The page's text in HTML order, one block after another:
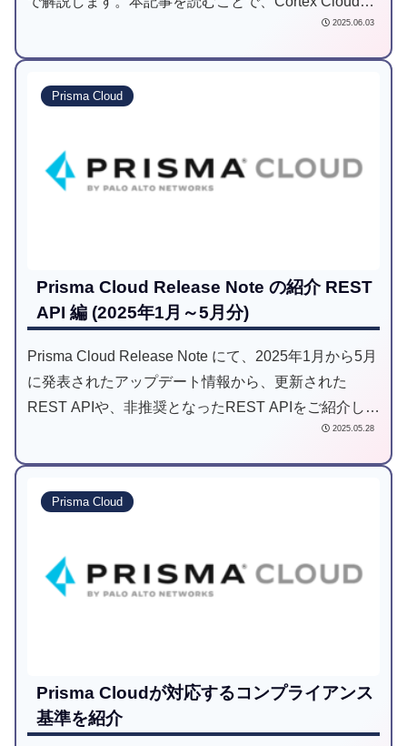
2025.06.03
Prisma Cloud
Prisma Cloud Release Note の紹介 REST
API 編 (2025年1月～5月分)
Prisma Cloud Release Note にて、2025年1月から5月
に発表されたアップデート情報から、更新された
REST APIや、非推奨となったREST APIをご紹介しま
2025.05.28
Prisma Cloud
Prisma Cloudが対応するコンプライアンス
基準を紹介